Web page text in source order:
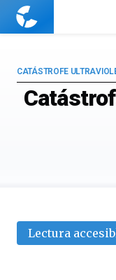
Cuaderno
CATÁSTROFE
Lectura